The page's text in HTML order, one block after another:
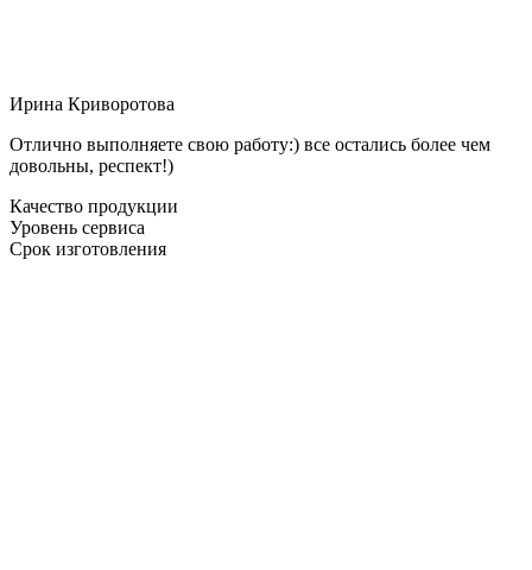
Ирина Криворотова
Отлично выполняете свою работу:) все остались более чем
довольны, респект!)
Качество продукции
Уровень сервиса
Срок изготовления